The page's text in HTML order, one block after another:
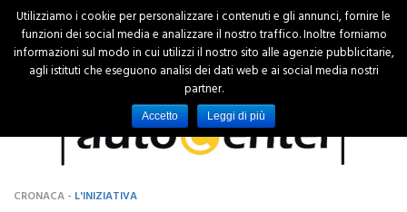
CRONACA - L'INIZIATIVA
Utilizziamo i cookie per personalizzare i contenuti e gli annunci, fornire le
funzioni dei social media e analizzare il nostro traffico. Inoltre forniamo
informazioni sul modo in cui utilizzi il nostro sito alle agenzie pubblicitarie,
agli istituti che eseguono analisi dei dati web e ai social media nostri
partner.
Accetto Leggi di più